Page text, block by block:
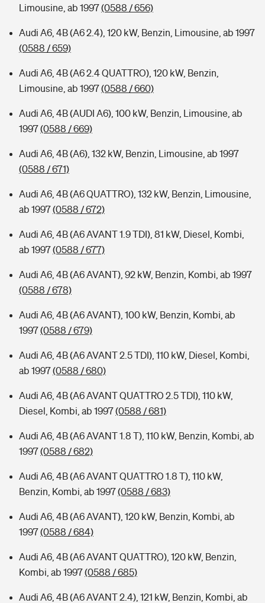
Limousine, ab 1997(0588 / 656)
Audi A6, 4B (A6 2.4), 120 kW, Benzin, Limousine, ab 1997
(0588 / 659)
Audi A6, 4B (A6 2.4 QUATTRO), 120 kW, Benzin,
Limousine, ab 1997(0588 / 660)
Audi A6, 4B (AUDI A6), 100 kW, Benzin, Limousine, ab
1997(0588 / 669)
Audi A6, 4B (A6), 132 kW, Benzin, Limousine, ab 1997
(0588 / 671)
Audi A6, 4B (A6 QUATTRO), 132 kW, Benzin, Limousine,
ab 1997(0588 / 672)
Audi A6, 4B (A6 AVANT 1.9 TDI), 81 kW, Diesel, Kombi,
ab 1997(0588 / 677)
Audi A6, 4B (A6 AVANT), 92 kW, Benzin, Kombi, ab 1997
(0588 / 678)
Audi A6, 4B (A6 AVANT), 100 kW, Benzin, Kombi, ab
1997(0588 / 679)
Audi A6, 4B (A6 AVANT 2.5 TDI), 110 kW, Diesel, Kombi,
ab 1997(0588 / 680)
Audi A6, 4B (A6 AVANT QUATTRO 2.5 TDI), 110 kW,
Diesel, Kombi, ab 1997(0588 / 681)
Audi A6, 4B (A6 AVANT 1.8 T), 110 kW, Benzin, Kombi, ab
1997(0588 / 682)
Audi A6, 4B (A6 AVANT QUATTRO 1.8 T), 110 kW,
Benzin, Kombi, ab 1997(0588 / 683)
Audi A6, 4B (A6 AVANT), 120 kW, Benzin, Kombi, ab
1997(0588 / 684)
Audi A6, 4B (A6 AVANT QUATTRO), 120 kW, Benzin,
Kombi, ab 1997(0588 / 685)
Audi A6, 4B (A6 AVANT 2.4), 121 kW, Benzin, Kombi, ab